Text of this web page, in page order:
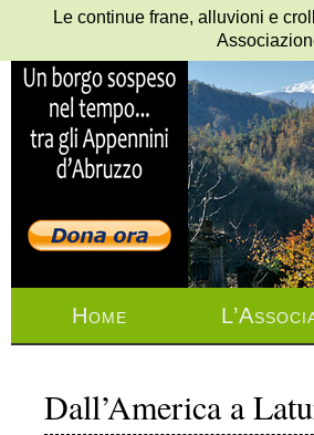
Home
Dall’America a
Le continue frane, alluvioni e